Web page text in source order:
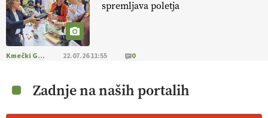
spremljava poletja
Kmečki Glas 22.07.26 11:55 0
Zadnje na naših portalih